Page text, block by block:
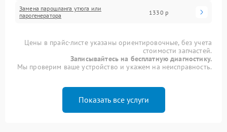
Замена парошланга утюга или
парогенератора
1330 р
Цены в прайс-листе указаны ориентировочные, без учета
стоимости запчастей.
Записывайтесь на бесплатную диагностику.
Мы проверим ваше устройство и укажем на неисправность.
Показать все услуги